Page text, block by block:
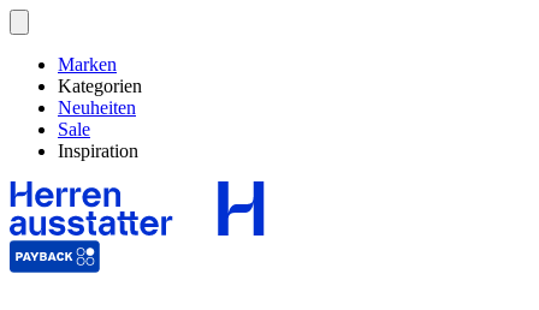
Marken
Kategorien
Neuheiten
Sale
Inspiration